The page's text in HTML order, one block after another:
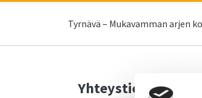
Tyrnävä – Mukavamman arjen
Yhteystiedot